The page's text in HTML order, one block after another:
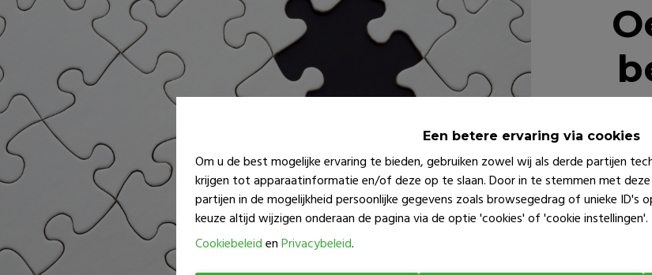
Een betere ervaring via cookies
Om u de best mogelijke ervaring te bieden, gebruiken zowel wij als derde partijen
krijgen tot apparaatinformatie en/of deze op te slaan. Door in te stemmen met
partijen in de mogelijkheid persoonlijke gegevens zoals browsegedrag of unieke ID's
keuze altijd wijzigen onderaan de pagina via de optie 'cookies' of 'cookie instellingen'.
CookiebeleidenPrivacybeleid.